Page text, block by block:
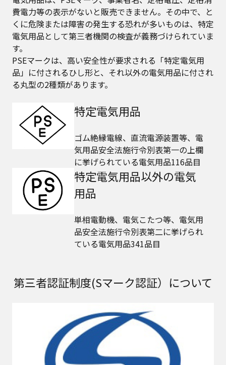
費電力等の表示がないと販売できません。その中で、と
くに危険または障害の発生する恐れが多いものは、特定
電気用品として第三者機関の検査が義務づけられていま
す。
PSEマークは、高い安全性が要求される「特定電気用
品」に付されるひし形と、それ以外の電気用品に付され
る丸型の2種類があります。
特定電気用品
ゴム絶縁電線、直流電源装置等、電
気用品安全法施行令別表第一の上欄
に挙げられている電気用品116品目
特定電気用品以外の電気
用品
単相電動機、電気こたつ等、電気用
品安全法施行令別表第二に挙げられ
ている電気用品341品目
第三者認証制度(Sマーク認証）について